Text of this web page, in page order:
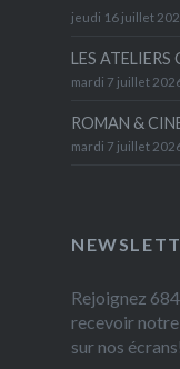
jeudi 16 juillet
LES ATELIERS
mardi 7 juillet
ROMAN &
mardi 7 juillet
Rejoignez
recevoir
sur nos